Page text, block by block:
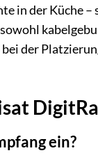
der Küche –
der
ein?